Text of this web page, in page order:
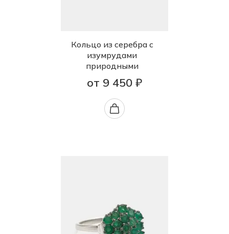
Кольцо из серебра с
изумрудами
природными
от 9 450 ₽